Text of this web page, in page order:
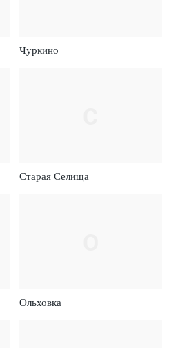
Чуркино
Старая Селища
Ольховка